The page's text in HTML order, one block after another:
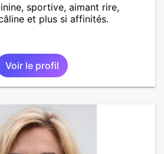
sportive, aimant rire,
et plus si affinités.
Voir le profil